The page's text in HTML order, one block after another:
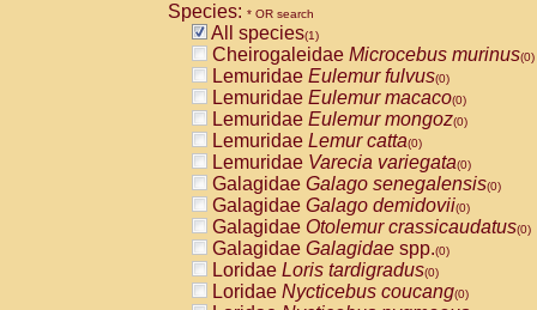
Species: * OR search
All species(1)
Cheirogaleidae Microcebus murinus(0)
Lemuridae Eulemur fulvus(0)
Lemuridae Eulemur macaco(0)
Lemuridae Eulemur mongoz(0)
Lemuridae Lemur catta(0)
Lemuridae Varecia variegata(0)
Galagidae Galago senegalensis(0)
Galagidae Galago demidovii(0)
Galagidae Otolemur crassicaudatus(0)
Galagidae Galagidae spp.(0)
Loridae Loris tardigradus(0)
Loridae Nycticebus coucang(0)